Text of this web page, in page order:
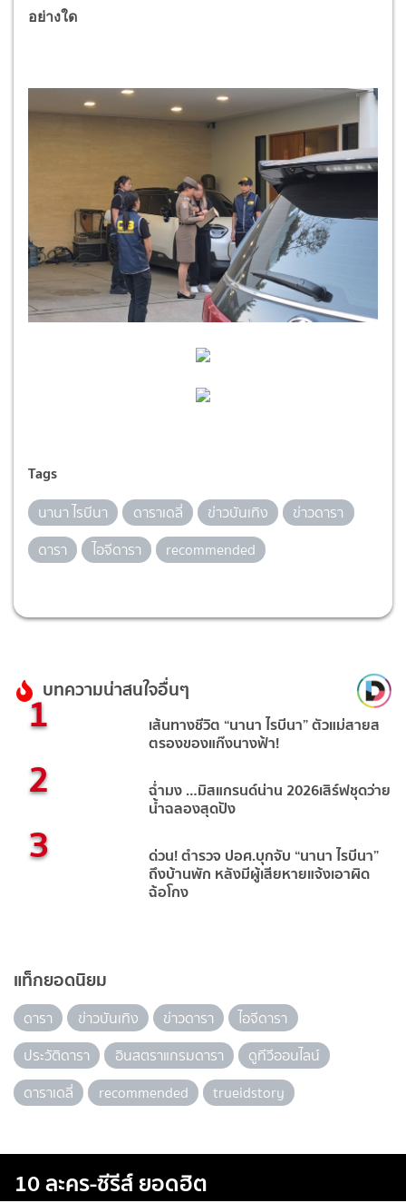
อย่างใด
Tags
นานา ไรบีนา ดาราเดลี่ ข่าวบันเทิง
ข่าวดารา
ดารา
ไอจีดารา recommended
บทความน่าสนใจอื่นๆ
1 เส้นทางชีวิต “นานา ไรบีนา” ตัวแม่สายส
ตรองของแก๊งนางฟ้า!
2 ฉ่ำมง …มิสแกรนด์น่าน 2026เสิร์ฟชุดว่าย
น้ำฉลองสุดปัง
3 ด่วน! ตำรวจ ปอศ.บุกจับ “นานา ไรบีนา”
ถึงบ้านพัก หลังมีผู้เสียหายแจ้งเอาผิด
ฉ้อโกง
แท็กยอดนิยม
ดารา ข่าวบันเทิง ข่าวดารา
ไอจีดารา
ประวัติดารา
อินสตราแกรมดารา
ดูทีวีออนไลน์
ดาราเดลี่
recommended trueidstory
10 ละคร-ซีรีส์ ยอดฮิต